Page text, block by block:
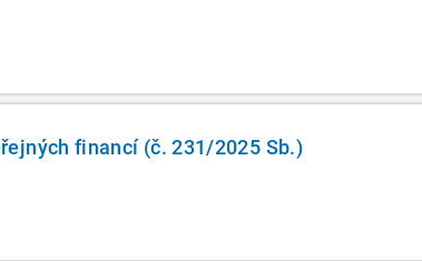
financí (č. 231/2025 Sb.)